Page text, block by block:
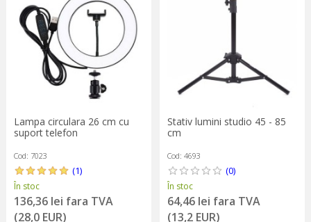
Lampa circulara 26 cm cu
suport telefon
Cod: 7023
(1)
În stoc
136,36 lei fara TVA
(28,0 EUR)
Stativ lumini studio 45 - 85
cm
Cod: 4693
(0)
În stoc
64,46 lei fara TVA
(13,2 EUR)